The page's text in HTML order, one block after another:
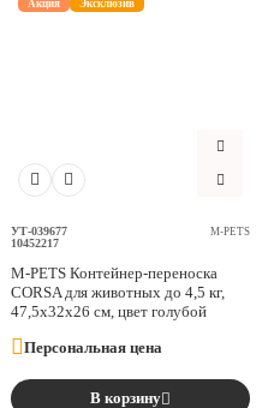
Акция Эксклюзив
УТ-039677
10452217
M-PETS
M-PETS Контейнер-переноска
CORSA для животных до 4,5 кг,
47,5x32x26 см, цвет голубой
Персональная цена
В корзину